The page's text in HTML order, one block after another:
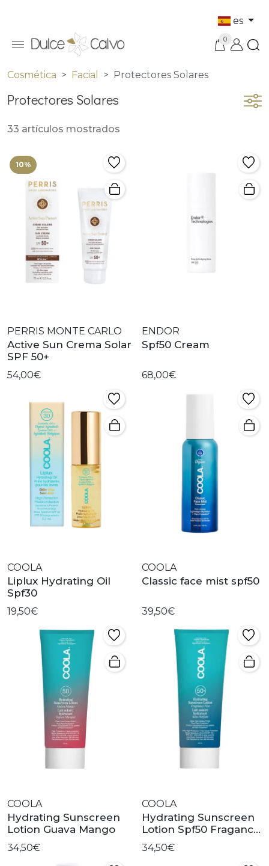
es
0
Cosmética Facial Protectores Solares
Protectores Solares
33 artículos mostrados
10%
PERRIS MONTE CARLO
Active Sun Crema Solar
SPF 50+
54,00€
ENDOR
Spf50 Cream
68,00€
COOLA
Liplux Hydrating Oil
Spf30
19,50€
COOLA
Classic face mist spf50
39,50€
COOLA
Hydrating Sunscreen
Lotion Guava Mango
34,50€
COOLA
Hydrating Sunscreen
Lotion Spf50 Fragance
Free
34,50€